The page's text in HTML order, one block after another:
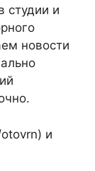
и
новости
и